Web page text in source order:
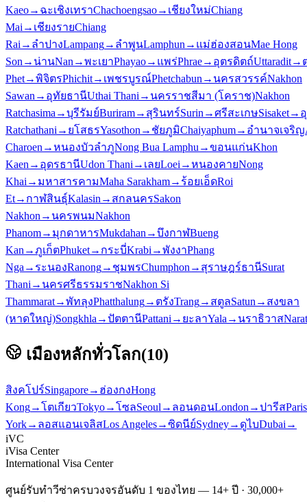
Kaeo→ ฉะเชิงเทราChachoengsao→ เชียงใหม่Chiang
Mai → เชียงรายChiang
Rai → ลำปางLampang→ ลำพูนLamphun → แม่ฮ่องสอนMae Hong
Son → น่านNan →พะเยาPhayao→ แพร่Phrae→ อุตรดิตถ์Uttaradit→
Phet→พิจิตรPhichit→ เพชรบูรณ์Phetchabun → นครสวรรค์Nakhon
Sawan → อุทัยธานีUthai Thani → นครราชสีมา (โคราช)Nakhon
Ratchasima →บุรีรัมย์Buriram→ สุรินทร์Surin →ศรีสะเกษSisaket→
Ratchathani → ยโสธรYasothon → ชัยภูมิChaiyaphum→ อำนาจเจริญ
Charoen →หนองบัวลำภูNong Bua Lamphu →ขอนแก่นKhon
Kaen → อุดรธานีUdon Thani → เลยLoei →หนองคายNong
Khai → มหาสารคามMaha Sarakham→ ร้อยเอ็ดRoi
Et→ กาฬสินธุ์Kalasin → สกลนครSakon
Nakhon → นครพนมNakhon
Phanom→ มุกดาหารMukdahan →บึงกาฬBueng
Kan →ภูเก็ตPhuket→ กระบี่Krabi →พังงาPhang
Nga → ระนองRanong→ ชุมพรChumphon → สุราษฎร์ธานีSurat
Thani → นครศรีธรรมราชNakhon Si
Thammarat→พัทลุงPhatthalung→ ตรังTrang→ สตูลSatun → สงขลา
(หาดใหญ่)Songkhla →ปัตตานีPattani → ยะลาYala → นราธิวาส
เมืองหลักทั่วโลก(10)
สิงคโปร์Singapore→ ฮ่องกงHong
Kong→โตเกียวTokyo→โซลSeoul → ลอนดอนLondon →ปารีสParis
York→ ลอสแอนเจลิสLos Angeles→ซิดนีย์Sydney→ ดูไบDubai →
iVC
iVisa Center
International Visa Center
ศูนย์รับทำวีซ่าครบวงจรอันดับ 1 ของไทย — 14+ ปี · 30,000+